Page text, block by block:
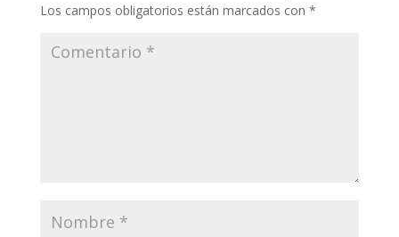
Los campos obligatorios están marcados con *